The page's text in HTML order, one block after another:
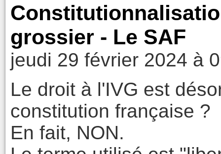
grossier - Le SAF
jeudi 29 février 2024 à
Le droit à l'IVG est
constitution française ?
En fait, NON.